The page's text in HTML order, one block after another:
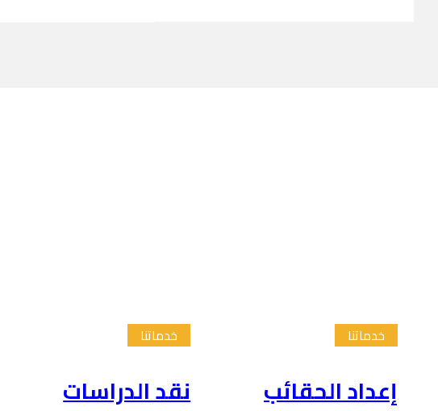
خدماتنا
إعداد الحقائب
خدماتنا
نقد الدراسات